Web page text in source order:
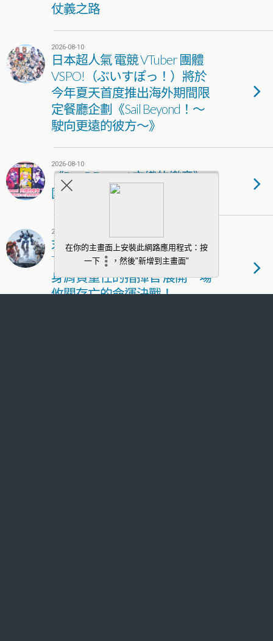
仗義之路
2026-08-10
日本超人氣 電競 VTuber 團體
VSPO!（ぶいすぽっ！）將於
今年夏天首度推出海外期間限
定餐廳企劃《Sail Beyond！～
駛向更遠的彼方～》
2026-08-10
《BanG Dream! 交織的樂章》
國際服封閉測試正式開跑
2026-08-07
末世機甲 SLG《機甲突襲：
Titan Rush》雙平台正式上線 化
身肩負重任的指揮官 展開一場
攸關存亡的命運決戰！